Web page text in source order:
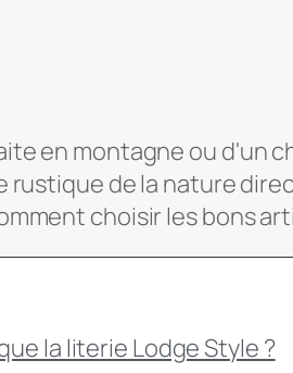
en montagne ou d'un
rustique de la nature
choisir les bons
la literie Lodge Style ?